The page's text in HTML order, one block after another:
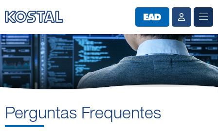
Perguntas Frequentes